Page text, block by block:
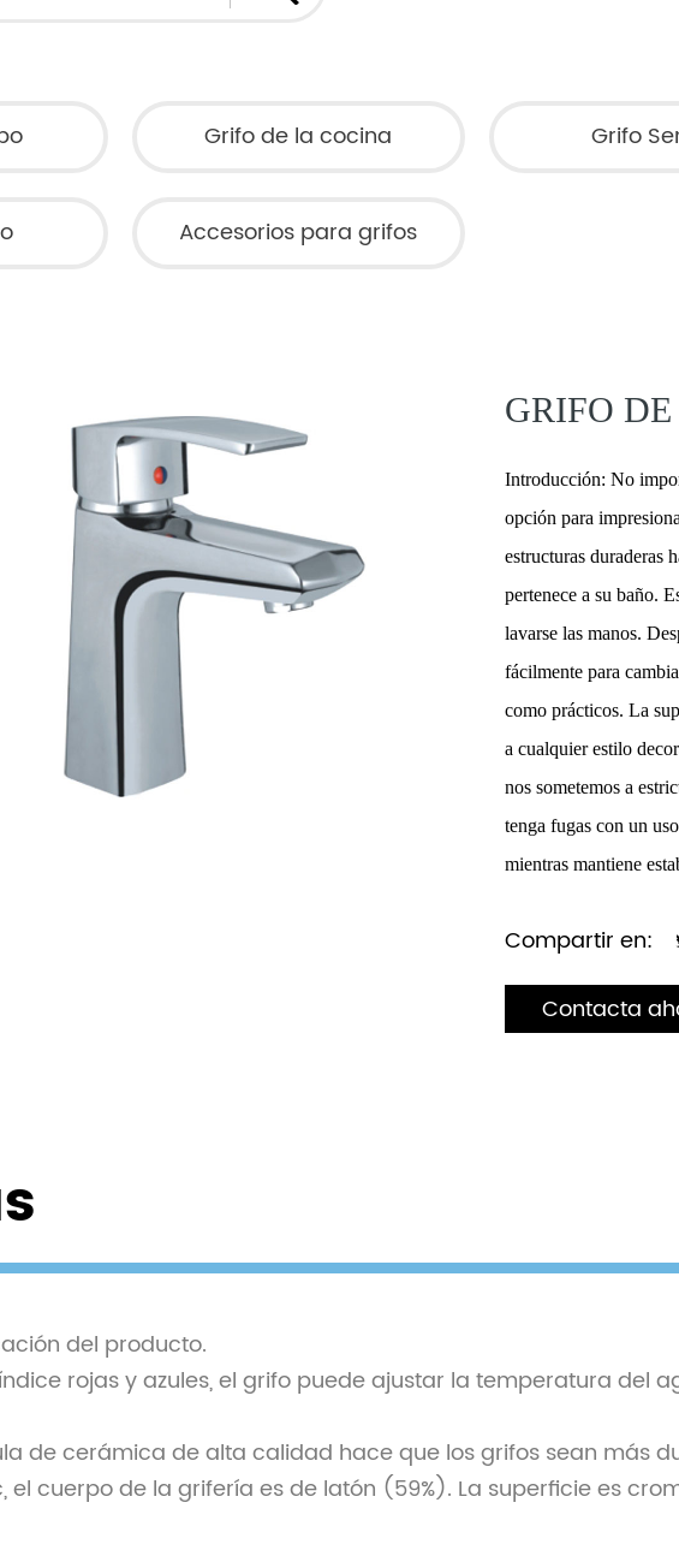
Grifo de la cocina Grifo
Accesorios para grifos
GRIFO
Introducción: No
opción para
estructuras duraderas
pertenece a su baño.
lavarse las manos.
fácilmente para
como prácticos. La
a cualquier estilo
nos sometemos a
tenga fugas con un
mientras mantiene
Compartir en:
Contacta
del producto.
rojas y azules, el grifo puede ajustar la temperatura del
de cerámica de alta calidad hace que los grifos sean más
el cuerpo de la grifería es de latón (59%). La superficie es